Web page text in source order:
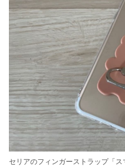
セリアのフィンガーストラップ「